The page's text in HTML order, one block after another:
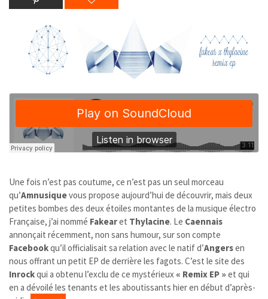
Une fois n’est pas coutume, ce n’est pas un seul morceau
qu’Amnusiquevous propose aujourd’hui de découvrir, mais deux
petites bombes des deux étoiles montantes de la musique électro
Française, j’ai nommé Fakearet Thylacine. Le Caennais
annonçait récemment, non sans humour, sur son compte
Facebookqu’il officialisait sa relation avec le natif d’Angersen
nous offrant un petit EP de derrière les fagots. C’est le site des
Inrockqui a obtenu l’exclu de ce mystérieux « Remix EP » et qui
en a dévoilé les tenants et les aboutissants hier en début d’après-